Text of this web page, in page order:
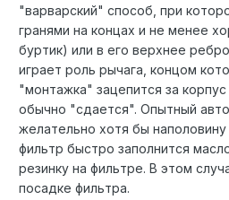
"варварский" способ, при
гранями на концах и не менее
буртик) или в его верхнее
играет роль рычага, концом
"монтажка" зацепится за
обычно "сдается". Опытный
желательно хотя бы
фильтр быстро заполнится
резинку на фильтре. В этом
посадке фильтра.